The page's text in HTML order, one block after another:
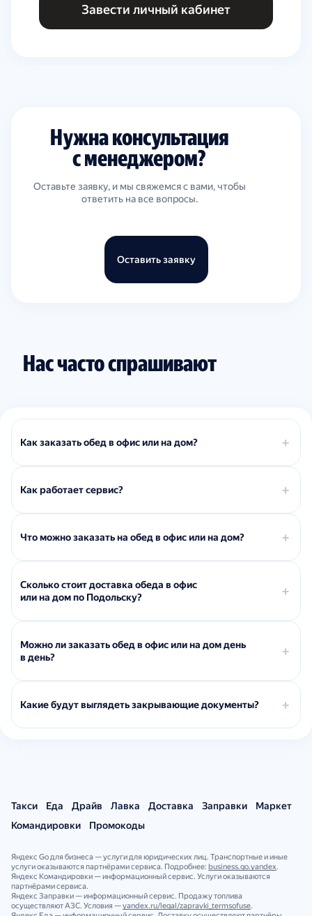
Завести личный кабинет
Нужна консультация
с менеджером?
Оставьте заявку, и мы свяжемся с вами, чтобы
ответить на все вопросы.
Оставить заявку
Нас часто спрашивают
Как заказать обед в офис или на дом?
Как работает сервис?
Что можно заказать на обед в офис или на дом?
Сколько стоит доставка обеда в офис
или на дом по Подольску?
Можно ли заказать обед в офис или на дом день
в день?
Какие будут выглядеть закрывающие документы?
Такси Еда Драйв Лавка Доставка Заправки
Маркет
Командировки
Промокоды
Яндекс Go для бизнеса — услуги для юридических лиц. Транспортные и иные
услуги оказываются партнёрами сервиса. Подробнее: business.go.yandex.
Яндекс Командировки — информационный сервис. Услуги оказываются
партнёрами сервиса.
Яндекс Заправки — информационный сервис. Продажу топлива
осуществляют АЗС. Условия —yandex.ru/legal/zapravki_termsofuse.